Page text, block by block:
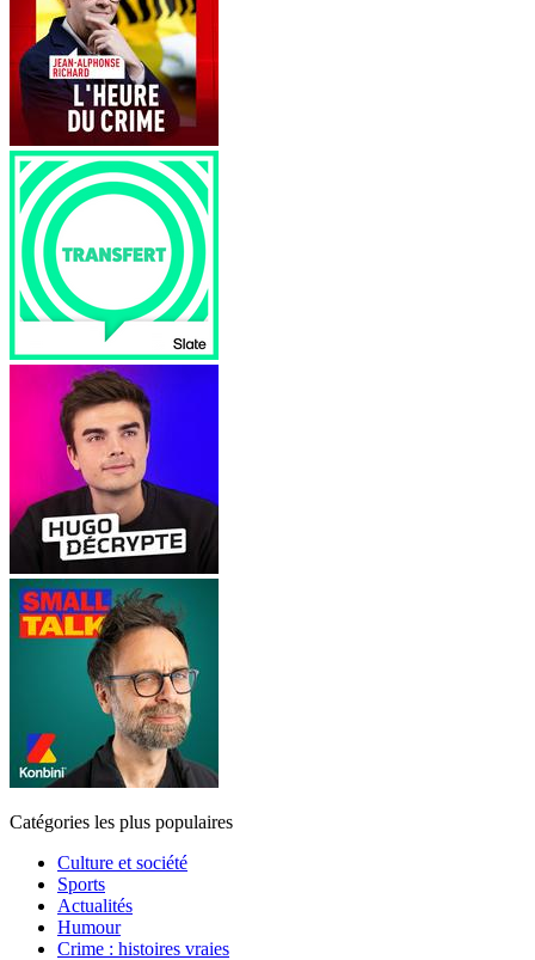
Catégories les plus populaires
Culture et société
Sports
Actualités
Humour
Crime : histoires vraies